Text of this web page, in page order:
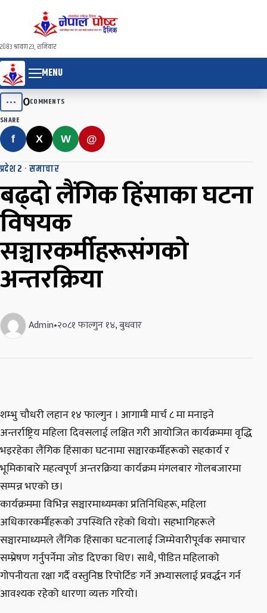
२०८३ श्रावण २३, शनिवार
MENU
••• 0COMMENTS
SHARE
f X W @
प्रदेश २ · समाचार
बढ्दो लैंगिक हिंसाका घटना
विषयक
सञ्चारकर्मीहरूसंगको
अन्तरक्रिया
Admin•२०८१ फाल्गुन १४, बुधवार
शम्भु चौधरी लहान १४ फाल्गुन । आगामी मार्च ८ मा मनाइने
अन्तर्राष्ट्रिय महिला दिवसलाई लक्षित गरी आयोजित कार्यक्रममा वृद्धि
भइरहेका लैंगिक हिंसाका घटनामा सञ्चारकर्मीहरूको सहकार्य र
भूमिकाबारे महत्वपूर्ण अन्तरक्रिया कार्यक्रम मंगलबार गोलबजारमा
सम्पन्न भएको छ।
कार्यक्रममा विभिन्न सञ्चारमाध्यमका प्रतिनिधिहरू, महिला
अधिकारकर्मीहरूको उपस्थिति रहेको थियो। सहभागिहरूले
सञ्चारमाध्यमले लैंगिक हिंसाका घटनालाई जिम्मेवारीपूर्वक समाचार
सम्प्रेषण गर्नुपर्नेमा जोड दिएका थिए। साथै, पीडित महिलाको
गोपनीयता रक्षा गर्दै वस्तुनिष्ठ रिपोर्टिङ गर्ने अभ्यासलाई प्रवर्द्धन गर्न
आवश्यक रहेको धारणा व्यक्त गरियो।